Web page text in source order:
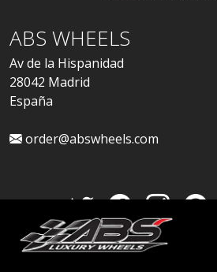
ABS WHEELS
Av de la Hispanidad
28042 Madrid
España
order@abswheels.com
Cuenta de